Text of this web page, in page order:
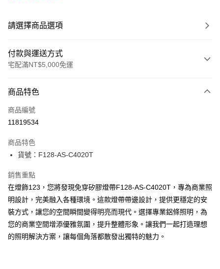
請選擇商品選項
付款與運送方式
宅配滿NT$5,000免運
信用卡一次付款
LINE Pay
街口支付
悠遊付
Google Pay
全盈+PAY
AFTEE先享後付
相關說明
商品特色
商品編號
11819534
商品特色
貨號：F128-AS-C4020T
銷售重點
在燈飾123，您將發現免穿矽膠燈帶F128-AS-C4020T，專為商業照
明設計，完美融入各種環境。這款燈帶帶邊設計，提供更穩定的安
裝方式，讓您的空間瞬間變得明亮而現代。選擇專業鋁條照明，為
您的商業空間增添優雅氛圍，提升整體形象。讓我們一起打造理想
的照明解決方案，讓每個角落都散發出獨特的魅力。